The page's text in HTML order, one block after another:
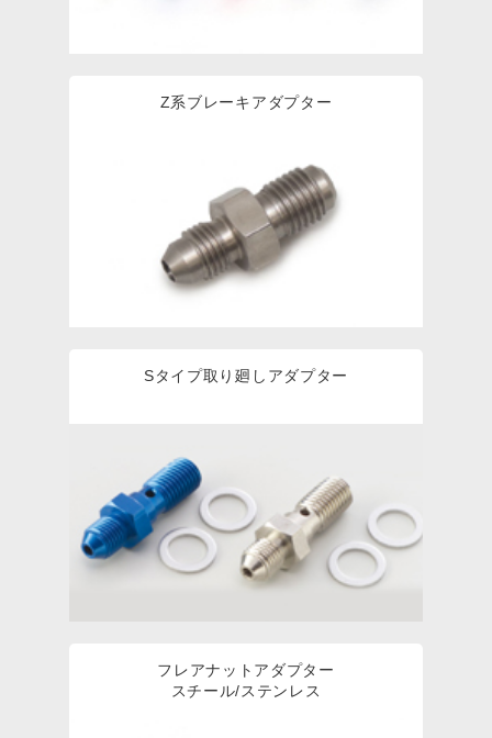
Z系ブレーキアダプター
Sタイプ取り廻しアダプター
フレアナットアダプター
スチール/ステンレス